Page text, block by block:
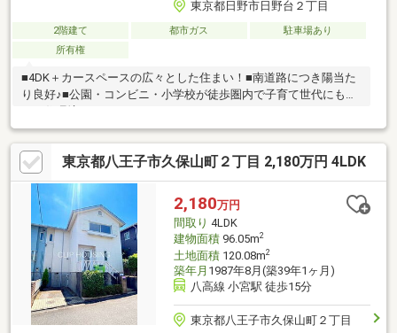
東京都日野市日野台２丁目
2階建て 都市ガス
駐車場あり
所有権
■4DK＋カースペースの広々とした住まい！■南道路につき陽当た
り良好♪■公園・コンビニ・小学校が徒歩圏内で子育て世代にも嬉
東京都八王子市久保山町２丁目 2,180万円 4LDK
2,180万円
間取り 4LDK
建物面積96.05m2
土地面積120.08m2
築年月 1987年8月(築39年1ヶ月)
八高線 小宮駅 徒歩15分
東京都八王子市久保山町２丁目